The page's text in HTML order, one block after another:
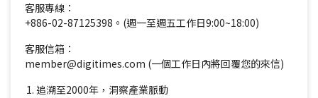
客服專線：
+886-02-87125398。(週一至週五工作日9:00~18:00)
客服信箱：
member@digitimes.com (一個工作日內將回覆您的來信)
追溯至2000年，洞察產業脈動